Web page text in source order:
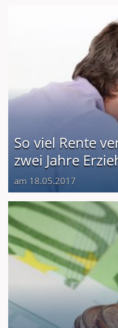
So viel Rente
zwei Jahre
am 18.05.2017